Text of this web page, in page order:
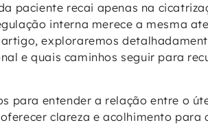
paciente recai apenas na
interna merece a mesma
exploraremos
e quais caminhos seguir para
para entender a relação entre o
clareza e acolhimento para